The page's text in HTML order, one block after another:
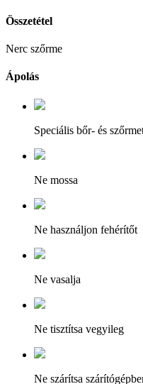
Összetétel
Nerc szőrme
Ápolás
Speciális bőr- és
Ne mossa
Ne használjon fehérítőt
Ne vasalja
Ne tisztítsa vegyileg
Ne szárítsa